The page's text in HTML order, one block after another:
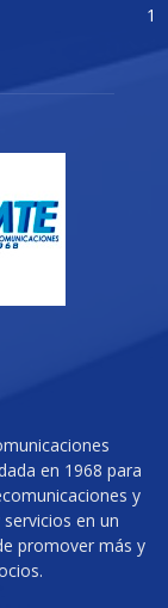
1
en 1968 para
y
en un
promover más y